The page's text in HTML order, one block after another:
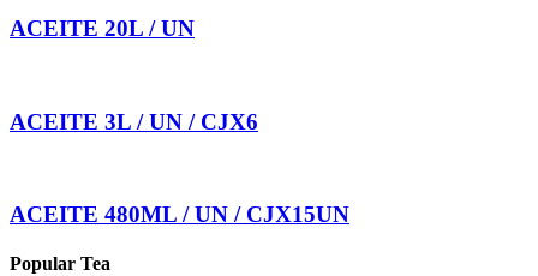
ACEITE 20L / UN
ACEITE 3L / UN / CJX6
ACEITE 480ML / UN / CJX15UN
Popular Tea